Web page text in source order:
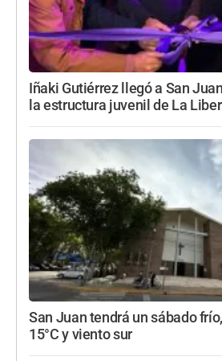
Iñaki Gutiérrez llegó a San
la estructura juvenil de La
San Juan tendrá un sábado
15°C y viento sur